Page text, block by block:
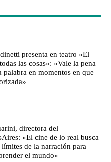
presenta en teatro «El
las cosas»: «Vale la pena
palabra en momentos en que
directora del
«El cine de lo real busca
de la narración para
el mundo»